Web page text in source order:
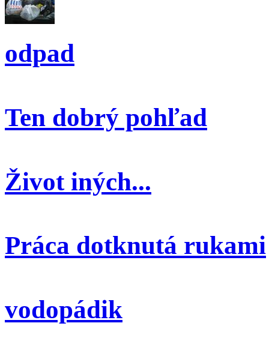
odpad
Ten dobrý pohľad
Život iných...
Práca dotknutá rukami
vodopádik